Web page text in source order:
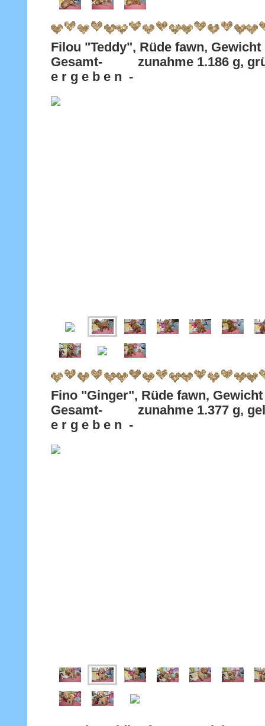
Filou "Teddy", Rüde fawn, Gewicht
Gesamt- zunahme 1.186 g,
e r g e b e n -
Fino "Ginger", Rüde fawn, Gewicht
Gesamt- zunahme 1.377 g,
e r g e b e n -